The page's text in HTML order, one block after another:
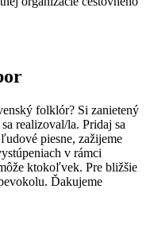
folklór? Si zanietený
realizoval/la. Pridaj sa
piesne, zažijeme
v rámci
ktokoľvek. Pre bližšie
Ďakujeme